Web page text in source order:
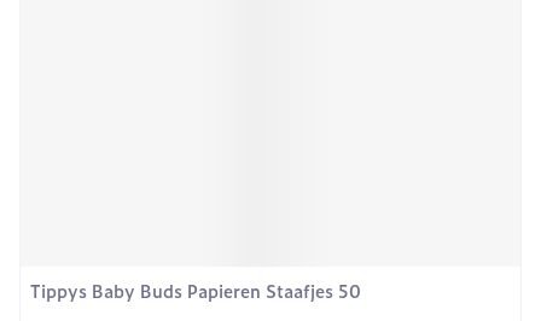
Tippys Baby Buds Papieren Staafjes 50